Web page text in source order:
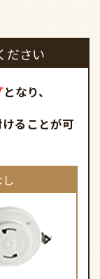
ださい
となり、
ることが可